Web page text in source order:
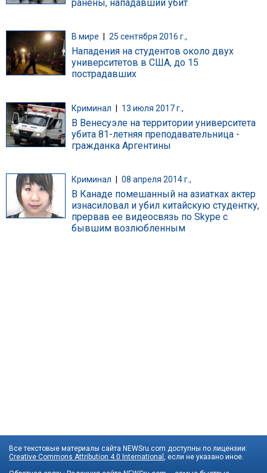
ранены, нападавший убит
В мире 25 сентября 2016 г.,
Нападения на студентов около двух
университетов в США, до 15
пострадавших
Криминал 13 июля 2017 г.,
В Венесуэле на территории университета
убита 81-летняя преподавательница -
гражданка Аргентины
Криминал 08 апреля 2014 г.,
В Канаде помешанный на азиатках актер
изнасиловал и убил китайскую студентку,
прервав ее видеосвязь по Skype с
бывшим возлюбленным
Все текстовые материалы сайта NEWSru.com доступны по лицензии:
Creative Commons Attribution 4.0 International , если не указано иное.